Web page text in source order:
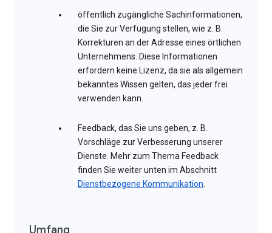
öffentlich zugängliche Sachinformationen,
die Sie zur Verfügung stellen, wie z. B.
Korrekturen an der Adresse eines örtlichen
Unternehmens. Diese Informationen
erfordern keine Lizenz, da sie als allgemein
bekanntes Wissen gelten, das jeder frei
verwenden kann.
Feedback, das Sie uns geben, z. B.
Vorschläge zur Verbesserung unserer
Dienste. Mehr zum Thema Feedback
finden Sie weiter unten im Abschnitt
Dienstbezogene Kommunikation.
Umfang